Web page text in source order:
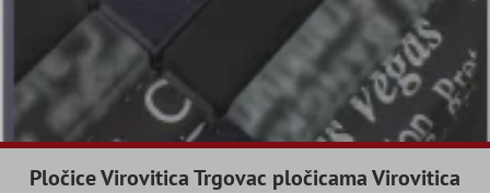
Pločice Virovitica Trgovac pločicama Virovitica